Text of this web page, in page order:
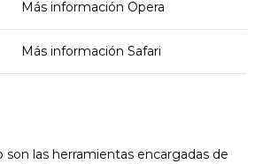
Más información Opera
Más información Safari
son las herramientas encargadas de